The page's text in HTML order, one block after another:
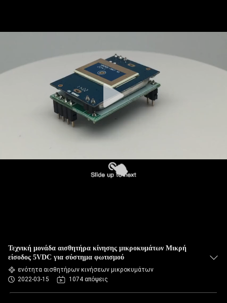
Τεχνική μονάδα αισθητήρα κίνησης μικροκυμάτων Μικρή
είσοδος 5VDC για σύστημα φωτισμού
ενότητα αισθητήρων κινήσεων μικροκυμάτων
2022-03-15
1074 απόψεις